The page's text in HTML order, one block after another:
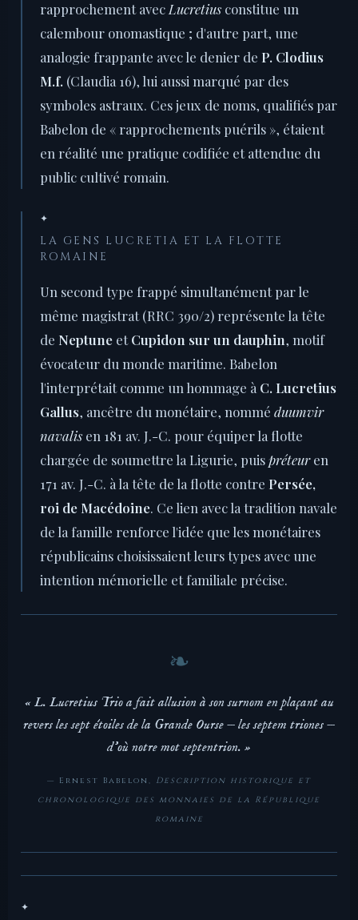
rapprochement avec Lucretius constitue un
calembour onomastique ; d'autre part, une
analogie frappante avec le denier de P. Clodius
M.f. (Claudia 16), lui aussi marqué par des
symboles astraux. Ces jeux de noms, qualifiés par
Babelon de « rapprochements puérils », étaient
en réalité une pratique codifiée et attendue du
public cultivé romain.
✦
LA GENS LUCRETIA ET LA FLOTTE
ROMAINE
Un second type frappé simultanément par le
même magistrat (RRC 390/2) représente la tête
de Neptune etCupidon sur un dauphin, motif
évocateur du monde maritime. Babelon
l'interprétait comme un hommage à C. Lucretius
Gallus, ancêtre du monétaire, nommé duumvir
navalis en 181 av. J.-C. pour équiper la flotte
chargée de soumettre la Ligurie, puispréteuren
171 av. J.-C. à la tête de la flotte contre Persée,
roi de Macédoine. Ce lien avec la tradition navale
de la famille renforce l'idée que les monétaires
républicains choisissaient leurs types avec une
intention mémorielle et familiale précise.
« L. Lucretius Trio a fait allusion à son surnom en plaçant au
revers les sept étoiles de la Grande Ourse — lesseptem triones—
d'où notre mot septentrion. »
— Ernest Babelon, Description historique et
chronologique des monnaies de la République
romaine
✦